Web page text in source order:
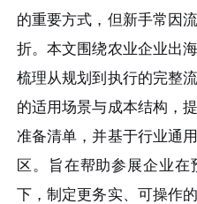
的重要方式，但新手常因
折。本文围绕农业企业出
梳理从规划到执行的完整
的适用场景与成本结构，
准备清单，并基于行业通
区。旨在帮助参展企业
下，制定更务实、可操作